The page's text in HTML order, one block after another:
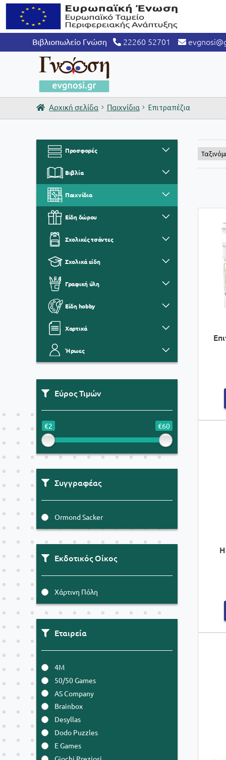
Βιβλιοπωλείο Γνώση 22260 52701
Αρχική σελίδα Παιχνίδια Επιτραπέζια
Προσφορές
Βιβλία
Παιχνίδια
Είδη δώρου
Σχολικές τσάντες
Σχολικά είδη
Γραφική ύλη
Είδη hobby
Χαρτικά
Ήρωες
Εύρος Τιμών
€2 €60
Συγγραφέας
Ormond Sacker
Εκδοτικός Οίκος
Χάρτινη Πόλη
Εταιρεία
4M
50/50 Games
AS Company
Brainbox
Desyllas
Dodo Puzzles
E Games